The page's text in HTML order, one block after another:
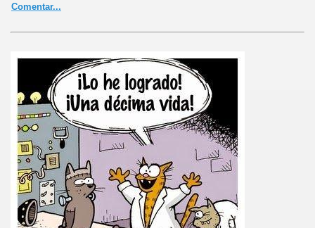
Comentar...